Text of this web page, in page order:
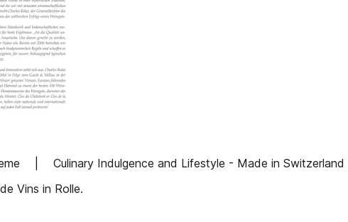
| Culinary Indulgence and Lifestyle - Made in Switzerland
Vins in Rolle.